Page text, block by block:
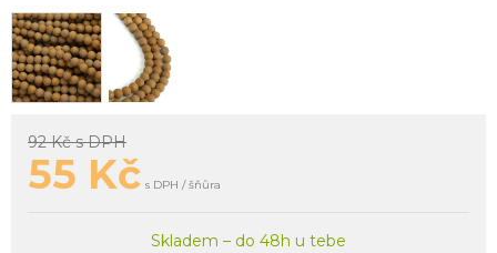
92 Kčs DPH
55 Kč s DPH / šňůra
Skladem – do 48h u tebe